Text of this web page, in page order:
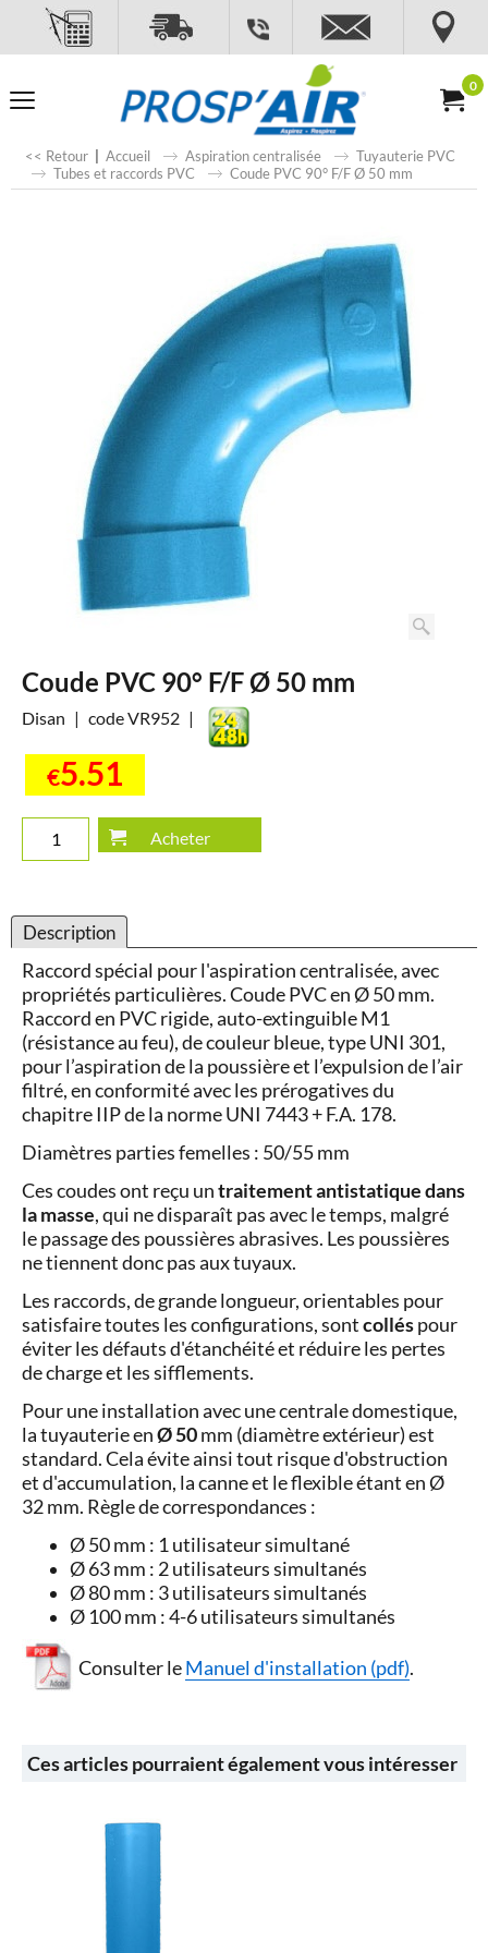
0
<< Retour | Accueil Aspiration centralisée
Tuyauterie PVC
Tubes et raccords PVC
Coude PVC 90° F/F Ø 50 mm
Coude PVC 90° F/F Ø 50 mm
Disan code VR952
€5.51
Acheter
Description
Raccord spécial pour l'aspiration centralisée, avec
propriétés particulières. Coude PVC en Ø 50 mm.
Raccord en PVC rigide, auto-extinguible M1
(résistance au feu), de couleur bleue, type UNI 301,
pour l’aspiration de la poussière et l’expulsion de l’air
filtré, en conformité avec les prérogatives du
chapitre IIP de la norme UNI 7443 + F.A. 178.
Diamètres parties femelles : 50/55 mm
Ces coudes ont reçu untraitement antistatique dans
la masse, qui ne disparaît pas avec le temps, malgré
le passage des poussières abrasives. Les poussières
ne tiennent donc pas aux tuyaux.
Les raccords, de grande longueur, orientables pour
satisfaire toutes les configurations, sontcolléspour
éviter les défauts d'étanchéité et réduire les pertes
de charge et les sifflements.
Pour une installation avec une centrale domestique,
la tuyauterie enØ 50mm (diamètre extérieur) est
standard. Cela évite ainsi tout risque d'obstruction
et d'accumulation, la canne et le flexible étant en Ø
32 mm. Règle de correspondances :
Ø 50 mm : 1 utilisateur simultané
Ø 63 mm : 2 utilisateurs simultanés
Ø 80 mm : 3 utilisateurs simultanés
Ø 100 mm : 4-6 utilisateurs simultanés
Consulter leManuel d'installation (pdf).
Ces articles pourraient également vous intéresser